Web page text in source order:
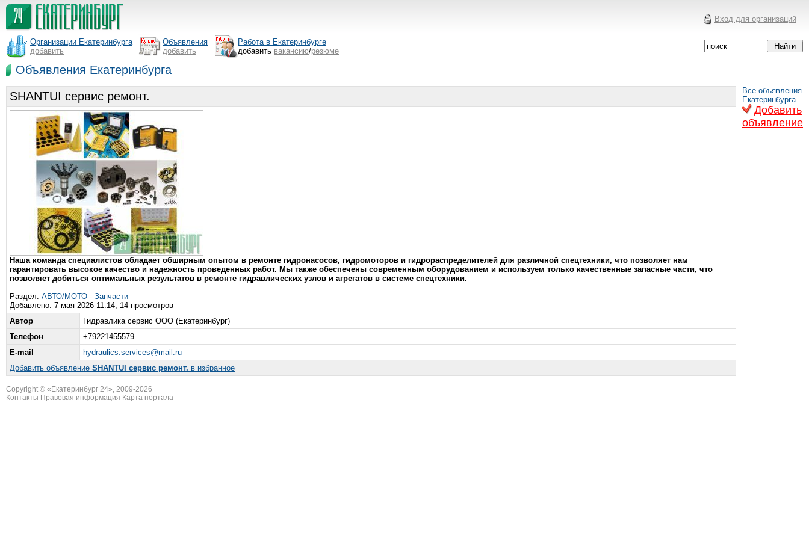
Вход для организаций
Организации Екатеринбурга
добавить
Объявления
добавить
Работа в Екатеринбурге
добавить вакансию/резюме
Объявления Екатеринбурга
SHANTUI сервис ремонт.
Наша команда специалистов обладает обширным опытом в ремонте гидронасосов, гидромоторов и гидрораспределителей для различной спецтехники, что позволяет нам
гарантировать высокое качество и надежность проведенных работ. Мы также обеспечены современным оборудованием и используем только качественные запасные части, что
позволяет добиться оптимальных результатов в ремонте гидравлических узлов и агрегатов в системе спецтехники.
Раздел: АВТО/МОТО - Запчасти
Добавлено: 7 мая 2026 11:14; 14 просмотров
Автор
Гидравлика сервис ООО (Екатеринбург)
Телефон
+79221455579
E-mail
hydraulics.services@mail.ru
Добавить объявление SHANTUI сервис ремонт. в избранное
Все объявления
Екатеринбурга
Добавить
объявление
Copyright © « Екатеринбург 24», 2009-2026
Контакты Правовая информация Карта портала